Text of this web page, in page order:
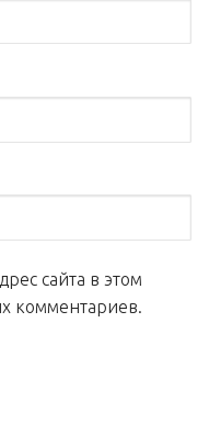
сайта в этом
комментариев.